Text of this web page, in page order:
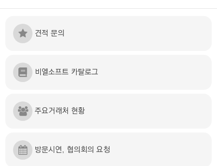
견적 문의
비엘소프트 카탈로그
주요거래처 현황
방문시연, 협의회의 요청